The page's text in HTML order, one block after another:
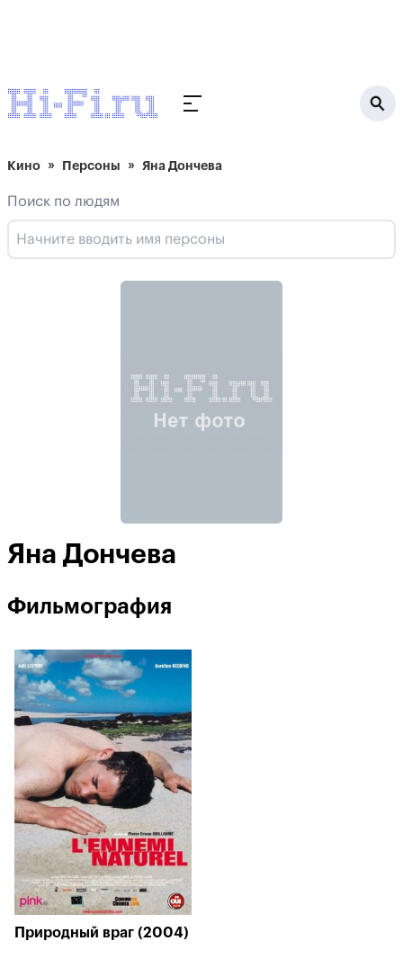
Кино Персоны Яна Дончева
Поиск по людям
Яна Дончева
Фильмография
Природный враг (2004)